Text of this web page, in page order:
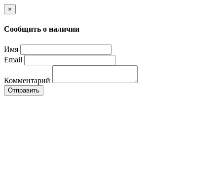
×
Сообщить о наличии
Имя
Email
Комментарий
Отправить